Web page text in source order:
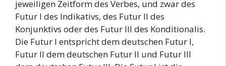
jeweiligen Zeitform des Verbes, und zwar des
Futur I des Indikativs, des Futur II des
Konjunktivs oder des Futur III des Konditionalis.
Die Futur I entspricht dem deutschen Futur I,
Futur II dem deutschen Futur II und Futur III